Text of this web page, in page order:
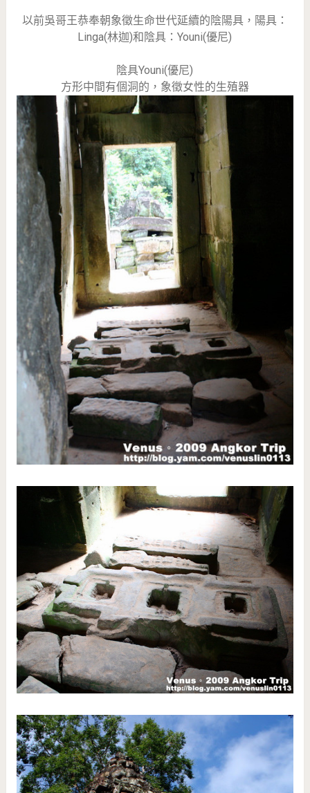
以前吳哥王恭奉朝象徵生命世代延續的陰陽具，陽具：
Linga(林迦)和陰具：Youni(優尼)
陰具Youni(優尼)
方形中間有個洞的，象徵女性的生殖器